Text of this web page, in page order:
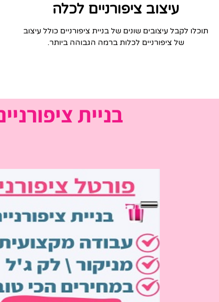
עיצוב ציפורניים לכלה
תוכלו לקבל עיצובים שונים של בניית ציפורניים כולל עיצוב
של ציפורניים לכלות ברמה הגבוהה ביותר.
בניית